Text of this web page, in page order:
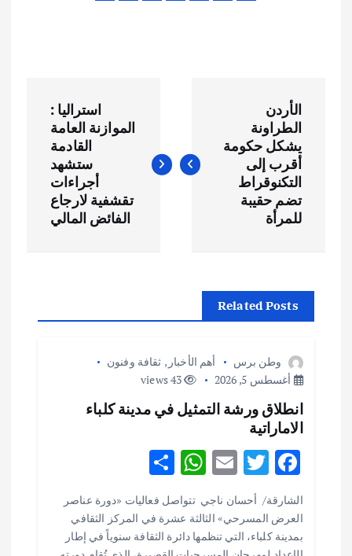
ص
م
ت
الأردن
الطراونة
يشكل حكومة
أقرب إلى
التكنوقراط
تضم حقيبة
للمرأة
استراليا :
الموازنة العامة
القادمة
ستشهد
أجراءات
تقشفية لارجاع
الفائض المالي
Related Posts
وطن برس أهم الأخبار , ثقافة وفنون
أغسطس 5, 2026
43 views
انطلاق ورشة التمثيل في مدينة كلباء
الاماراتية
F
ac
e
b
T
w
it
te
E
ai
l
W
h
at
s
h
ar
e
الشارقة/ أحسان ناجي تتواصل فعاليات «دورة عناصر
العرض المسرحي» الثالثة عشرة في المركز الثقافي
بمدينة كلباء، التي تنظمها دائرة الثقافة سنوياً في إطار